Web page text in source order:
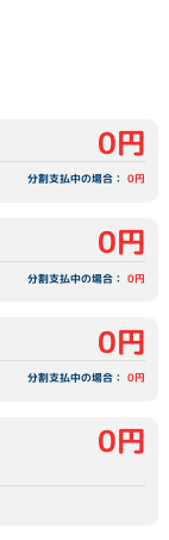
0円
分割支払中の場合：0円
0円
分割支払中の場合：0円
0円
分割支払中の場合：0円
0円